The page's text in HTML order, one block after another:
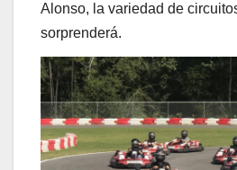
Alonso, la variedad de
sorprenderá.